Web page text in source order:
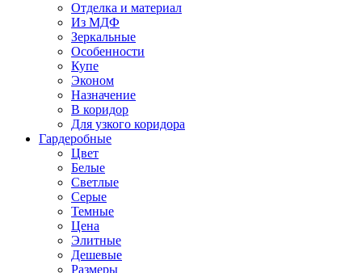
Отделка и материал
Из МДФ
Зеркальные
Особенности
Купе
Эконом
Назначение
В коридор
Для узкого коридора
Гардеробные
Цвет
Белые
Светлые
Серые
Темные
Цена
Элитные
Дешевые
Размеры